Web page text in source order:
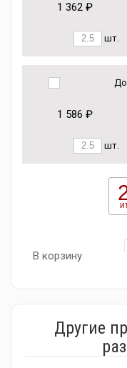
1 362 ₽
шт.
1 586 ₽
шт.
В корзину
Другие